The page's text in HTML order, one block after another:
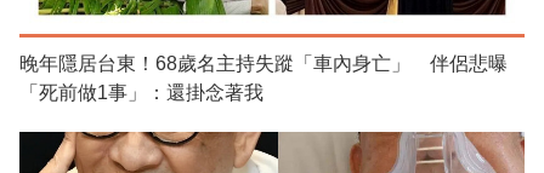
晚年隱居台東！68歲名主持失蹤「車內身亡」 伴侶悲曝
「死前做1事」：還掛念著我